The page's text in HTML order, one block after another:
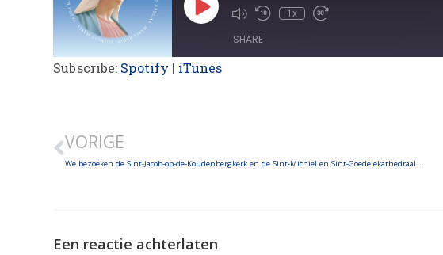
1x
SHARE
Subscribe: Spotify | iTunes
VORIGE
We bezoeken de Sint-Jacob-op-de-Koudenbergkerk en de Sint-Michiel en Sint-Goedelekathedraal van Brussel
Een reactie achterlaten